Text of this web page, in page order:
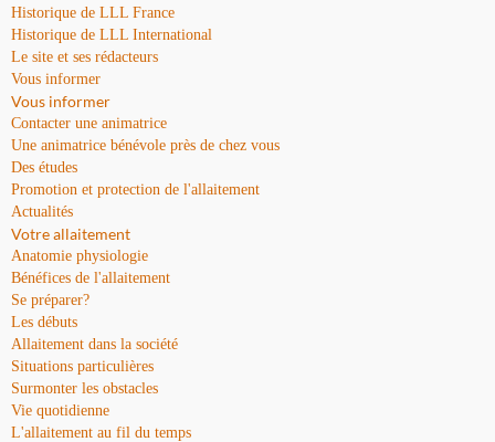
Historique de LLL France
Historique de LLL International
Le site et ses rédacteurs
Vous informer
Vous informer
Contacter une animatrice
Une animatrice bénévole près de chez vous
Des études
Promotion et protection de l'allaitement
Actualités
Votre allaitement
Anatomie physiologie
Bénéfices de l'allaitement
Se préparer?
Les débuts
Allaitement dans la société
Situations particulières
Surmonter les obstacles
Vie quotidienne
L'allaitement au fil du temps